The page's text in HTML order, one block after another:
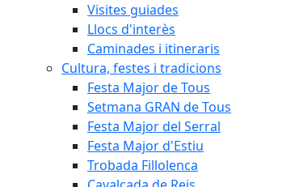
Visites guiades
Llocs d'interès
Caminades i itineraris
Cultura, festes i tradicions
Festa Major de Tous
Setmana GRAN de Tous
Festa Major del Serral
Festa Major d'Estiu
Trobada Fillolenca